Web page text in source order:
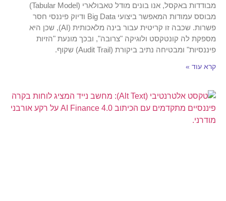
מבודדות באקסל, אנו בונים מודל טאבולארי (Tabular Model)
מבוסס עמודות המאפשר ביצועי Big Data ודיוק פיננסי חסר
פשרות. שכבה זו קריטית עבור בינה מלאכותית (AI), שכן היא
מספקת לה קונטקסט ולוגיקה "צרובה", ובכך מונעת "הזיות
פיננסיות" ומבטיחה נתיב ביקורת (Audit Trail) שקוף.
קרא עוד »